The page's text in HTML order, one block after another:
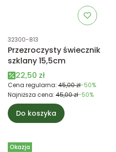
Kod produktu
32300-813
Przezroczysty świecznik
szklany 15,5cm
Cena promocyjna
22,50 zł
Cena regularna: 45,00 zł-50%
Najniższa cena: 45,00 zł-50%
Do koszyka
Okazja